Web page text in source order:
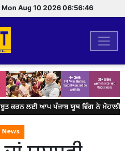
Mon Aug 10 2026 06:56:46
ਕਰਨ ਲਈ ਆਪ ਪੰਜਾਬ ਯੂਥ ਵਿੰਗ ਨੇ ਮੋਹਾਲੀ
News